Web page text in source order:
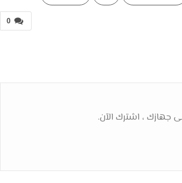
0
جهازك ، اشترك الآن.